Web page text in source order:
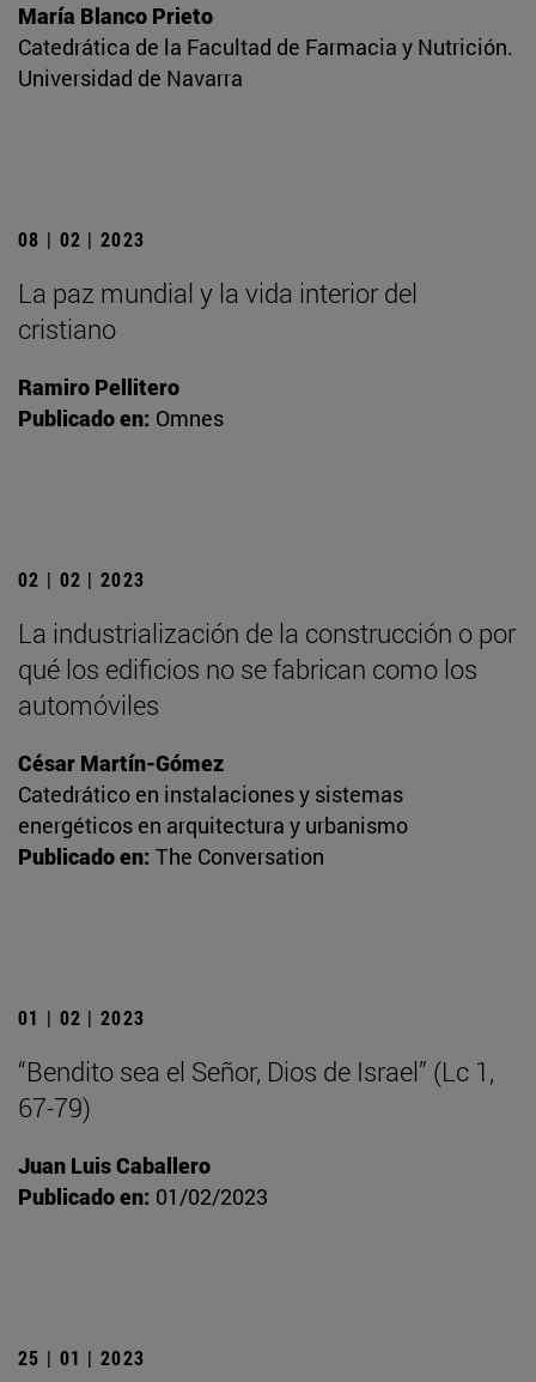
María Blanco Prieto
Catedrática de la Facultad de Farmacia y Nutrición.
Universidad de Navarra
08 | 02 | 2023
La paz mundial y la vida interior del
cristiano
Ramiro Pellitero
Publicado en: Omnes
02 | 02 | 2023
La industrialización de la construcción o por
qué los edificios no se fabrican como los
automóviles
César Martín-Gómez
Catedrático en instalaciones y sistemas
energéticos en arquitectura y urbanismo
Publicado en: The Conversation
01 | 02 | 2023
“Bendito sea el Señor, Dios de Israel” (Lc 1,
67-79)
Juan Luis Caballero
Publicado en: 01/02/2023
25 | 01 | 2023